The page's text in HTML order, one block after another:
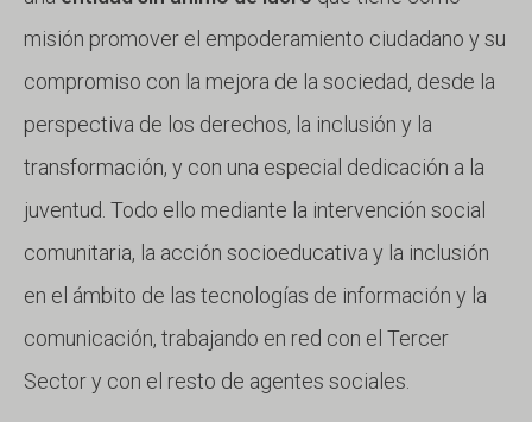
normativa de protección de datos aplicable.
https://www2.fundacionesplai.org/politica-de-privacidad/
misión promover el empoderamiento ciudadano y su
compromiso con la mejora de la sociedad, desde la
perspectiva de los derechos, la inclusión y la
transformación, y con una especial dedicación a la
juventud. Todo ello mediante la intervención social
comunitaria, la acción socioeducativa y la inclusión
en el ámbito de las tecnologías de información y la
comunicación, trabajando en red con el Tercer
Sector y con el resto de agentes sociales.